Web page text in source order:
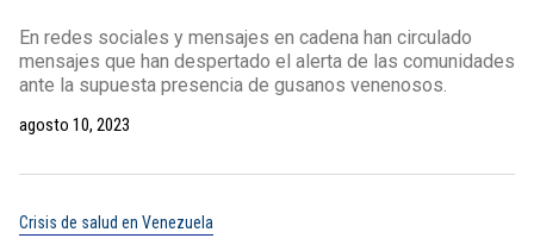
En redes sociales y mensajes en cadena han circulado
mensajes que han despertado el alerta de las comunidades
ante la supuesta presencia de gusanos venenosos.
agosto 10, 2023
Crisis de salud en Venezuela